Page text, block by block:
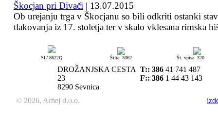
Škocjan pri Divači | 13.07.2015
Ob urejanju trga v Škocjanu so bili odkriti ostanki
tlakovanja iz 17. stoletja ter v skalo vklesana rimska
SL18622Q Šifra: 3062 Št. vpisa: 320
DROŽANJSKA CESTA
23
8290 Sevnica
T:: 386 41 741 487
F:: 386 1 44 43 143
© 2026, Arhej d.o.o.